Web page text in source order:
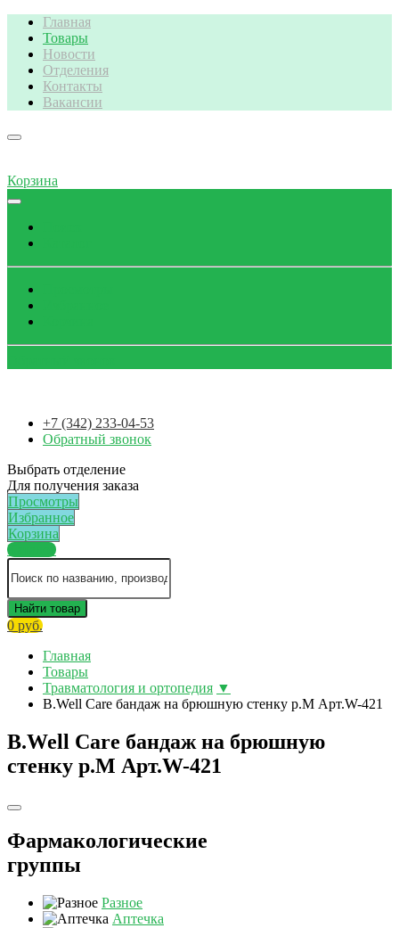
Главная
Товары
Новости
Отделения
Контакты
Вакансии
Корзина
+7 (342) 233-04-53
Обратный звонок
Выбрать отделение
Для получения заказа
Просмотры
Избранное
Корзина
Каталог
Найти товар
0 руб.
Главная
Товары
Травматология и ортопедия ▼
B.Well Care бандаж на брюшную стенку р.M Арт.W-421
B.Well Care бандаж на брюшную
стенку р.M Арт.W-421
Фармакологические
группы
Разное
Аптечка